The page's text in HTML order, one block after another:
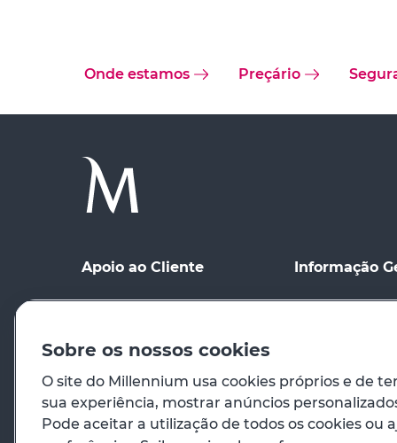
Onde estamos Preçário
Apoio ao Cliente
Ponto de contacto
Preçário
Em caso de emergência
Informação
Condições
Condições de
Princípios
Venda de
Sobre os nossos cookies
O site do Millennium usa cookies próprios e de
sua experiência, mostrar anúncios
Pode aceitar a utilização de todos os cookies ou